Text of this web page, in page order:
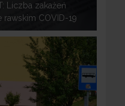
Liczba zakażeń
COVID-19